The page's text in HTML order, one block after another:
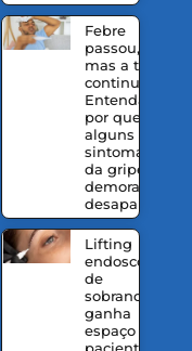
Febre
passou,
mas a tosse
continua?
Entenda
por que
alguns
sintomas
da gripe
demoram a
desaparecer
Lifting
endoscópico
de
sobrancelhas
ganha
espaço entre
pacientes